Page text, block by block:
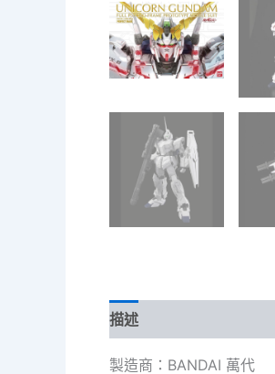
描述
製造商：BANDAI 萬代